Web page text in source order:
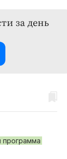
за день
программа